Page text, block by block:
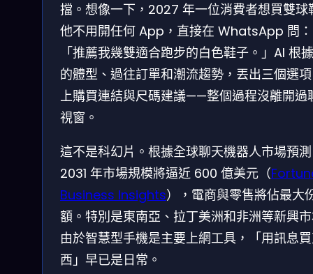
擋。想像一下，2027 年一位消費者想買雙球
他不用開任何 App，直接在 WhatsApp 問：
「推薦我幾雙適合跑步的白色鞋子。」AI 根
的體型、過往訂單和潮流趨勢，丟出三個選
上購買連結與尺碼建議——整個過程沒離開過
視窗。
這不是科幻片。根據全球聊天機器人市場預
2031 年市場規模將逼近 600 億美元（
Business Insights），電商與零售將佔最大
額。特別是東南亞、拉丁美洲和非洲等新興
由於智慧型手機是主要上網工具，「用訊息
西」早已是日常。